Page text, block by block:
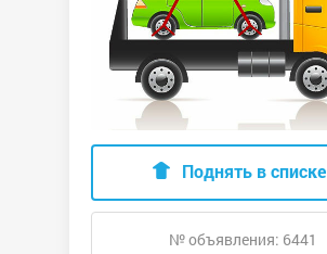
Поднять в списке
№ объявления: 6441